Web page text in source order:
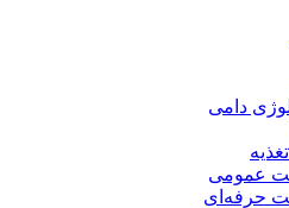
دامی
عمومی
حرفه‌ای